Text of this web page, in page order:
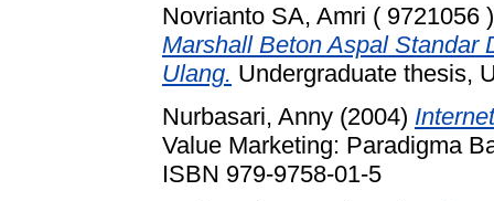
Novrianto SA, Amri ( 9721056 )
Marshall Beton Aspal Standar
Ulang. Undergraduate thesis,
Nurbasari, Anny (2004)
Value Marketing: Paradigma
ISBN 979-9758-01-5